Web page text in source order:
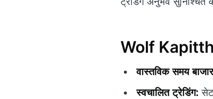
Wolf
वास्तविक समय
स्वचालित ट्रेडिंग: